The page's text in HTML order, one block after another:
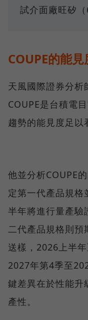
試介面廠旺矽（
COUPE的能
天風國際證券分析
COUPE是台積電
趨勢的能見度足以
他並分析COUPE
定第一代產品規
半年將進行量產驗
二代產品規格則預
送樣，2026上半
2027年第4季至
鍵差異在於性能升
產性。